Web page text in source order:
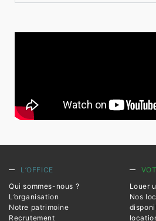
L’OFFICE
Qui sommes-nous ?
L’organisation
Notre patrimoine
Recrutement
Louer
Nos